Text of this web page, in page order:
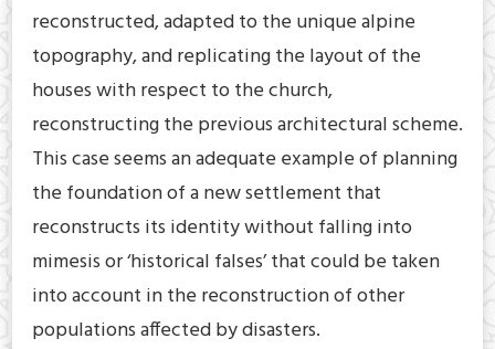
reconstructed, adapted to the unique alpine
topography, and replicating the layout of the
houses with respect to the church,
reconstructing the previous architectural scheme.
This case seems an adequate example of planning
the foundation of a new settlement that
reconstructs its identity without falling into
mimesis or ‘historical falses’ that could be taken
into account in the reconstruction of other
populations affected by disasters.